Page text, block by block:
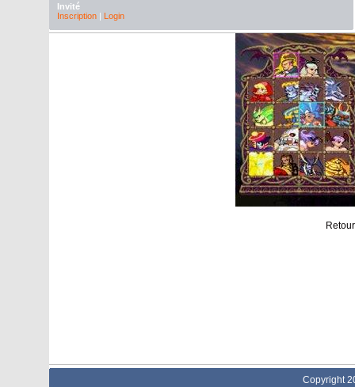
Invité
Inscription| Login
Galerie Sony
Copyright